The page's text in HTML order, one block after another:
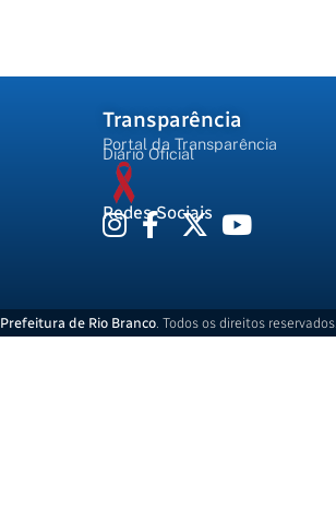
Transparência
Portal da Transparência
Diário Oficial
Redes Sociais
Prefeitura de Rio Branco . Todos os direitos reservados.